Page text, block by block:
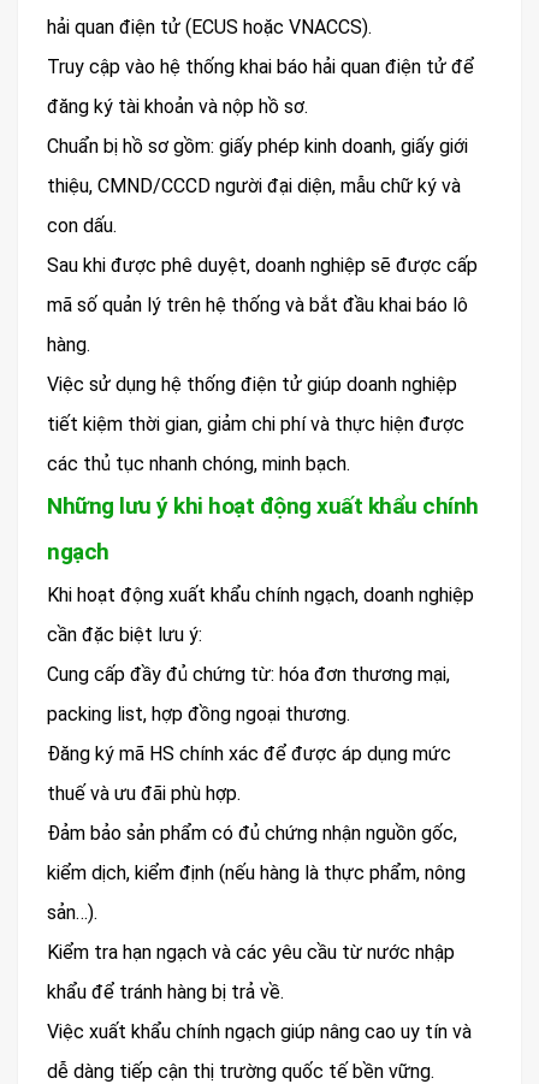
hải quan điện tử (ECUS hoặc VNACCS).
Truy cập vào hệ thống khai báo hải quan điện tử để
đăng ký tài khoản và nộp hồ sơ.
Chuẩn bị hồ sơ gồm: giấy phép kinh doanh, giấy giới
thiệu, CMND/CCCD người đại diện, mẫu chữ ký và
con dấu.
Sau khi được phê duyệt, doanh nghiệp sẽ được cấp
mã số quản lý trên hệ thống và bắt đầu khai báo lô
hàng.
Việc sử dụng hệ thống điện tử giúp doanh nghiệp
tiết kiệm thời gian, giảm chi phí và thực hiện được
các thủ tục nhanh chóng, minh bạch.
Những lưu ý khi hoạt động xuất khẩu chính
ngạch
Khi hoạt động xuất khẩu chính ngạch, doanh nghiệp
cần đặc biệt lưu ý:
Cung cấp đầy đủ chứng từ: hóa đơn thương mại,
packing list, hợp đồng ngoại thương.
Đăng ký mã HS chính xác để được áp dụng mức
thuế và ưu đãi phù hợp.
Đảm bảo sản phẩm có đủ chứng nhận nguồn gốc,
kiểm dịch, kiểm định (nếu hàng là thực phẩm, nông
sản…).
Kiểm tra hạn ngạch và các yêu cầu từ nước nhập
khẩu để tránh hàng bị trả về.
Việc xuất khẩu chính ngạch giúp nâng cao uy tín và
dễ dàng tiếp cận thị trường quốc tế bền vững.